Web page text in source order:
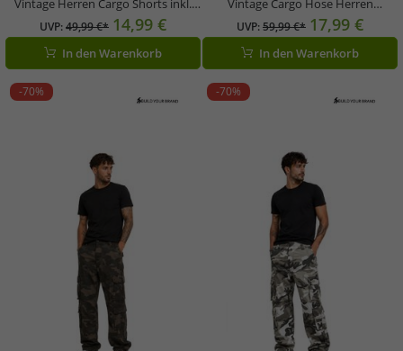
Gürtel Baumwoll-Bermuda B2001-
00003 Beige
UVP:49,99 €* 14,99 €
In den Warenkorb
Baumwollhose im Vintage-Look
Anthrazit
UVP:59,99 €* 17,99 €
In den Warenkorb
-70% -70%